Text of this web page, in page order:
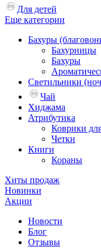
Для детей
Еще категории
Бахуры
Бахурницы
Бахуры
Светильники
Чай
Хиджама
Атрибутика
Коврики
Четки
Книги
Кораны
Хиты продаж
Новинки
Акции
Новости
Блог
Отзывы